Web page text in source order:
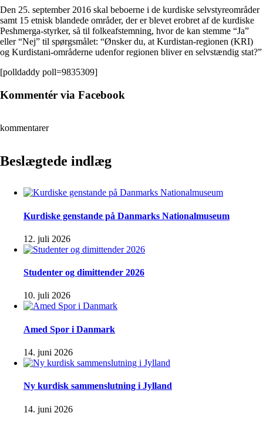
Den 25. september 2016 skal beboerne i de kurdiske selvstyreområder
samt 15 etnisk blandede områder, der er blevet erobret af de kurdiske
Peshmerga-styrker, så til folkeafstemning, hvor de kan stemme “Ja”
eller “Nej” til spørgsmålet: “Ønsker du, at Kurdistan-regionen (KRI)
og Kurdistani-områderne udenfor regionen bliver en selvstændig stat?”
[polldaddy poll=9835309]
Kommentér via Facebook
kommentarer
Beslægtede indlæg
Kurdiske genstande på Danmarks Nationalmuseum
12. juli 2026
Studenter og dimittender 2026
10. juli 2026
Amed Spor i Danmark
14. juni 2026
Ny kurdisk sammenslutning i Jylland
14. juni 2026